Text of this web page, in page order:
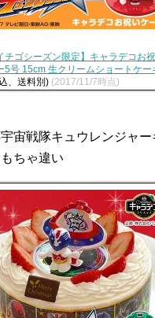
チゴシーズン限定】キャラデコお
5号 15cm 生クリームショートケー
、送料別) (2017/11/7時点)
宙戦隊キュウレンジャー
ちゃ違い